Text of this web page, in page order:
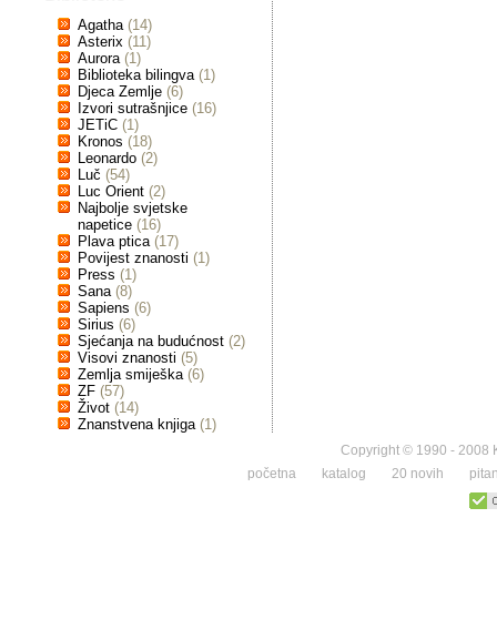
Agatha (14)
Asterix (11)
Aurora (1)
Biblioteka bilingva (1)
Djeca Zemlje (6)
Izvori sutrašnjice (16)
JETiC (1)
Kronos (18)
Leonardo (2)
Luč (54)
Luc Orient (2)
Najbolje svjetske
napetice (16)
Plava ptica (17)
Povijest znanosti (1)
Press (1)
Sana (8)
Sapiens (6)
Sirius (6)
Sjećanja na budućnost (2)
Visovi znanosti (5)
Zemlja smiješka (6)
ZF (57)
Život (14)
Znanstvena knjiga (1)
Copyright © 1990 - 2008
početna
katalog 20 novih